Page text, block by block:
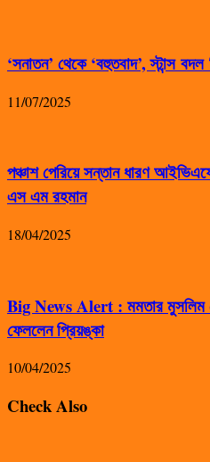
‘সনাতন’ থেকে ‘বহুতবাদ’, স্টান্স
11/07/2025
পঞ্চাশ পেরিয়ে সন্তান ধারণ
এস এম রহমান
18/04/2025
Big News Alert : মমতার মুসলিম
ফেললেন প্রিয়ঙ্কা
10/04/2025
Check Also